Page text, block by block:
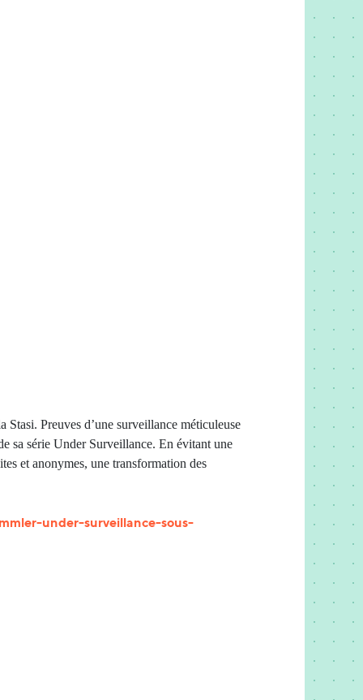
Stasi. Preuves d’une surveillance méticuleuse
sa série Under Surveillance. En évitant une
et anonymes, une transformation des
under-surveillance-sous-